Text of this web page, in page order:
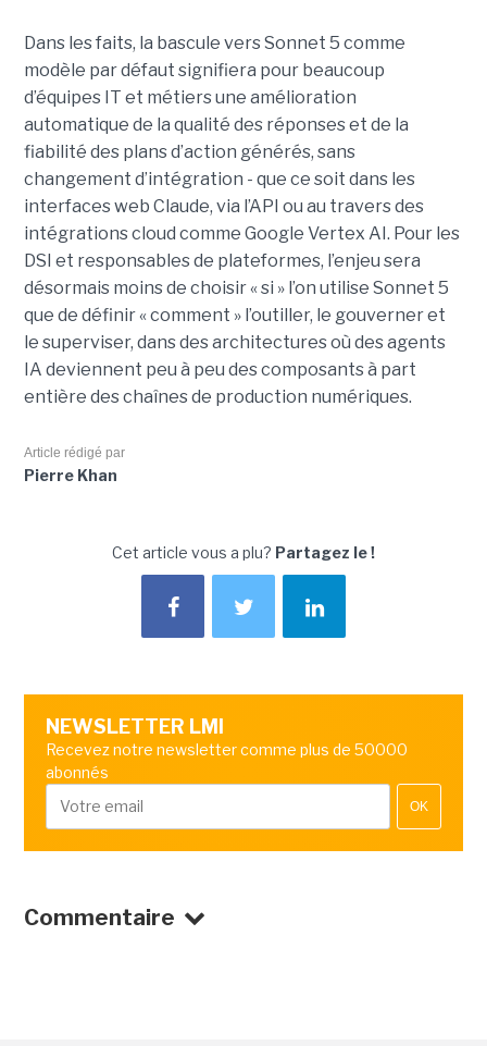
Dans les faits, la bascule vers Sonnet 5 comme
modèle par défaut signifiera pour beaucoup
d’équipes IT et métiers une amélioration
automatique de la qualité des réponses et de la
fiabilité des plans d’action générés, sans
changement d’intégration - que ce soit dans les
interfaces web Claude, via l’API ou au travers des
intégrations cloud comme Google Vertex AI. Pour les
DSI et responsables de plateformes, l’enjeu sera
désormais moins de choisir « si » l’on utilise Sonnet 5
que de définir « comment » l’outiller, le gouverner et
le superviser, dans des architectures où des agents
IA deviennent peu à peu des composants à part
entière des chaînes de production numériques.
Article rédigé par
Pierre Khan
Cet article vous a plu? Partagez le !
NEWSLETTER LMI
Recevez notre newsletter comme plus de 50000
abonnés
OK
Commentaire